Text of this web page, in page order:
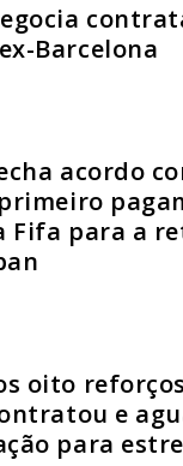
Barcelona
acordo
Fifa para a
oito
e
para